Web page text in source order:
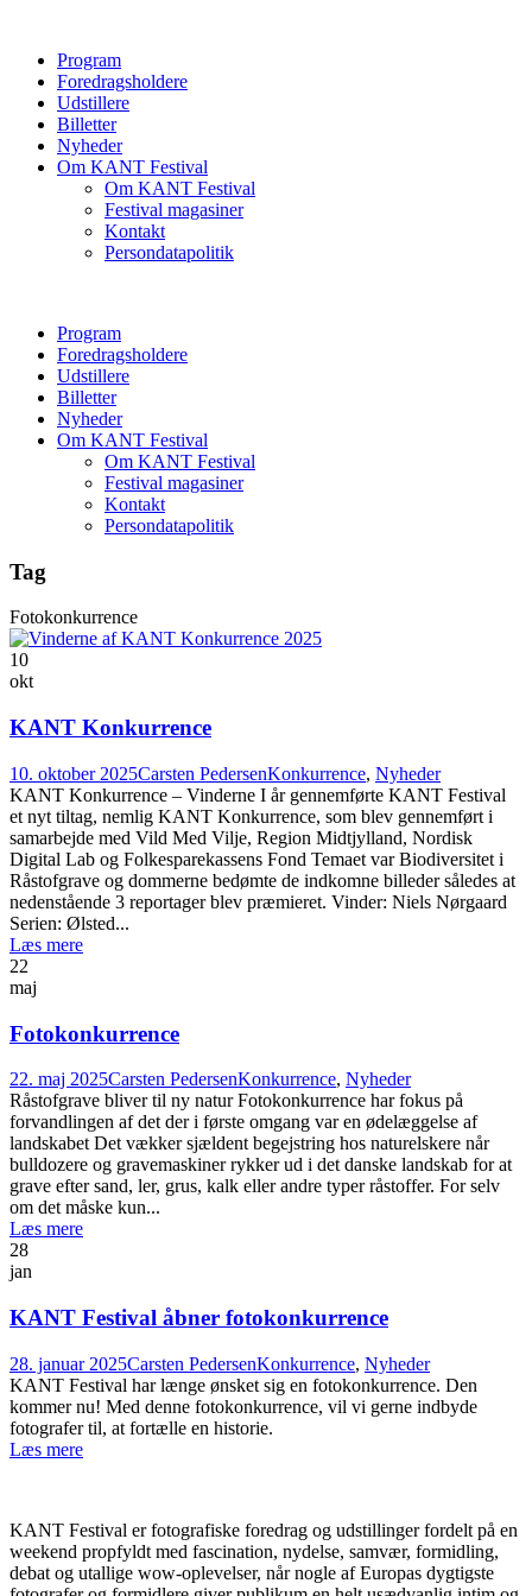
Program
Foredragsholdere
Udstillere
Billetter
Nyheder
Om KANT Festival
Om KANT Festival
Festival magasiner
Kontakt
Persondatapolitik
Program
Foredragsholdere
Udstillere
Billetter
Nyheder
Om KANT Festival
Om KANT Festival
Festival magasiner
Kontakt
Persondatapolitik
Tag
Fotokonkurrence
10
okt
KANT Konkurrence
10. oktober 2025Carsten PedersenKonkurrence, Nyheder
KANT Konkurrence – Vinderne I år gennemførte KANT Festival
et nyt tiltag, nemlig KANT Konkurrence, som blev gennemført i
samarbejde med Vild Med Vilje, Region Midtjylland, Nordisk
Digital Lab og Folkesparekassens Fond Temaet var Biodiversitet i
Råstofgrave og dommerne bedømte de indkomne billeder således at
nedenstående 3 reportager blev præmieret. Vinder: Niels Nørgaard
Serien: Ølsted...
Læs mere
22
maj
Fotokonkurrence
22. maj 2025Carsten PedersenKonkurrence, Nyheder
Råstofgrave bliver til ny natur Fotokonkurrence har fokus på
forvandlingen af det der i første omgang var en ødelæggelse af
landskabet Det vækker sjældent begejstring hos naturelskere når
bulldozere og gravemaskiner rykker ud i det danske landskab for at
grave efter sand, ler, grus, kalk eller andre typer råstoffer. For selv
om det måske kun...
Læs mere
28
jan
KANT Festival åbner fotokonkurrence
28. januar 2025Carsten PedersenKonkurrence, Nyheder
KANT Festival har længe ønsket sig en fotokonkurrence. Den
kommer nu! Med denne fotokonkurrence, vil vi gerne indbyde
fotografer til, at fortælle en historie.
Læs mere
KANT Festival er fotografiske foredrag og udstillinger fordelt på en
weekend propfyldt med fascination, nydelse, samvær, formidling,
debat og utallige wow-oplevelser, når nogle af Europas dygtigste